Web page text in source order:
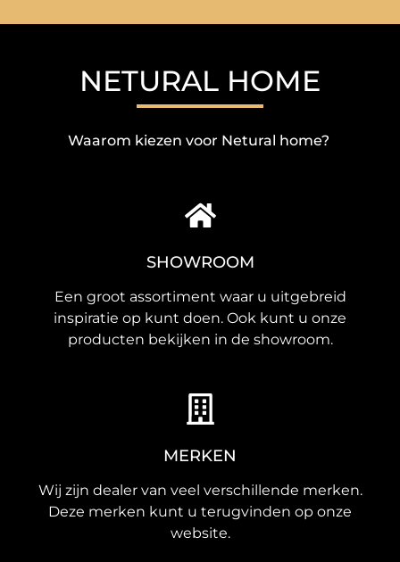
NETURAL HOME
Waarom kiezen voor Netural home?
SHOWROOM
Een groot assortiment waar u uitgebreid
inspiratie op kunt doen. Ook kunt u onze
producten bekijken in de showroom.
MERKEN
Wij zijn dealer van veel verschillende merken.
Deze merken kunt u terugvinden op onze
website.